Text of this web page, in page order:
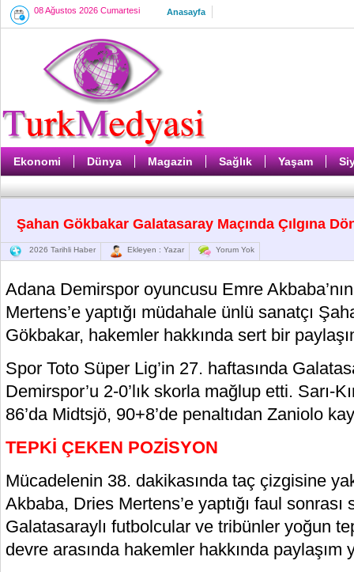
08 Ağustos 2026 Cumartesi Anasayfa
Ekonomi Dünya Magazin Sağlık Yaşam
Şahan Gökbakar Galatasaray Maçında Çılgına
2026 Tarihli Haber Ekleyen : Yazar Yorum Yok
Adana Demirspor oyuncusu Emre
Mertens’e yaptığı müdahale ünlü sanatçı
Gökbakar, hakemler hakkında sert bir
Spor Toto Süper Lig’in 27. haftasında
Demirspor’u 2-0’lık skorla mağlup etti. Sarı-
86’da Midtsjö, 90+8’de penaltıdan Zaniolo
TEPKİ ÇEKEN POZİSYON
Mücadelenin 38. dakikasında taç çizgisine
Akbaba, Dries Mertens’e yaptığı faul sonrası
Galatasaraylı futbolcular ve tribünler yoğun
devre arasında hakemler hakkında paylaşım